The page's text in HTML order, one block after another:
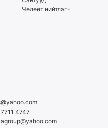
Чөлөөт нийтлэгч
7711 4747